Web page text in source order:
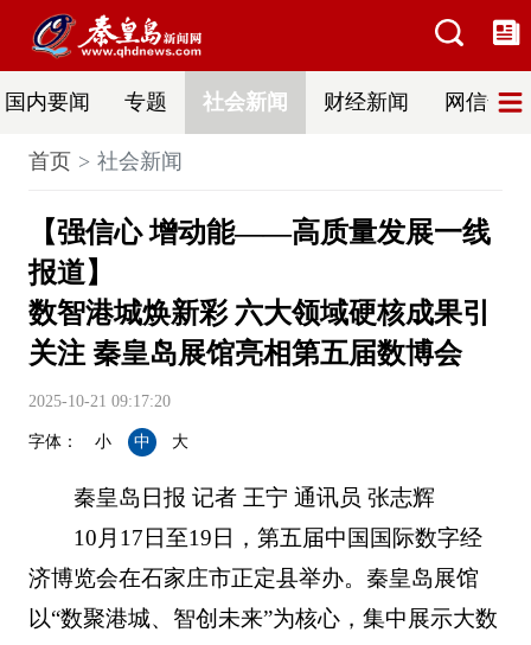
国内要闻 专题 社会新闻 财经新闻 网信普法
首页 社会新闻
【强信心 增动能——高质量发展一线
报道】
数智港城焕新彩 六大领域硬核成果引
关注 秦皇岛展馆亮相第五届数博会
2025-10-21 09:17:20
字体： 小 中 大
秦皇岛日报 记者 王宁 通讯员 张志辉
10月17日至19日，第五届中国国际数字经
济博览会在石家庄市正定县举办。秦皇岛展馆
以“数聚港城、智创未来”为核心，集中展示大数